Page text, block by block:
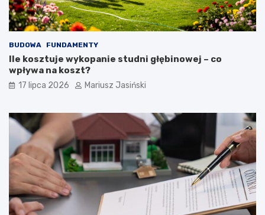
BUDOWA FUNDAMENTY
Ile kosztuje wykopanie studni głębinowej – co
wpływa na koszt?
17 lipca 2026 Mariusz Jasiński